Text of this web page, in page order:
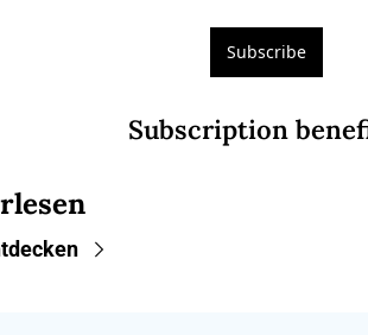
Subscribe
Subscription